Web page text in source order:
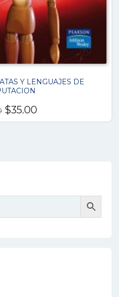
Y LENGUAJES DE
El
precio
$35.00
precio